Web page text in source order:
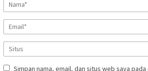
Simpan nama, email, dan situs web saya